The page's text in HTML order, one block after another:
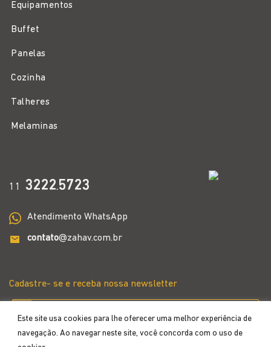
Este site usa cookies para lhe oferecer uma melhor experiência de
navegação. Ao navegar neste site, você concorda com o uso de
Equipamentos
Buffet
Panelas
Cozinha
Talheres
Melaminas
11 3222.5723
Atendimento WhatsApp
contato@zahav.com.br
Cadastre- se e receba nossa newsletter